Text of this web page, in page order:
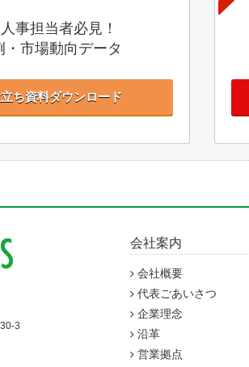
事担当者必見！
・市場動向データ
ち資料ダウンロード
3
会社案内
会社概要
代表ごあいさつ
企業理念
沿革
営業拠点